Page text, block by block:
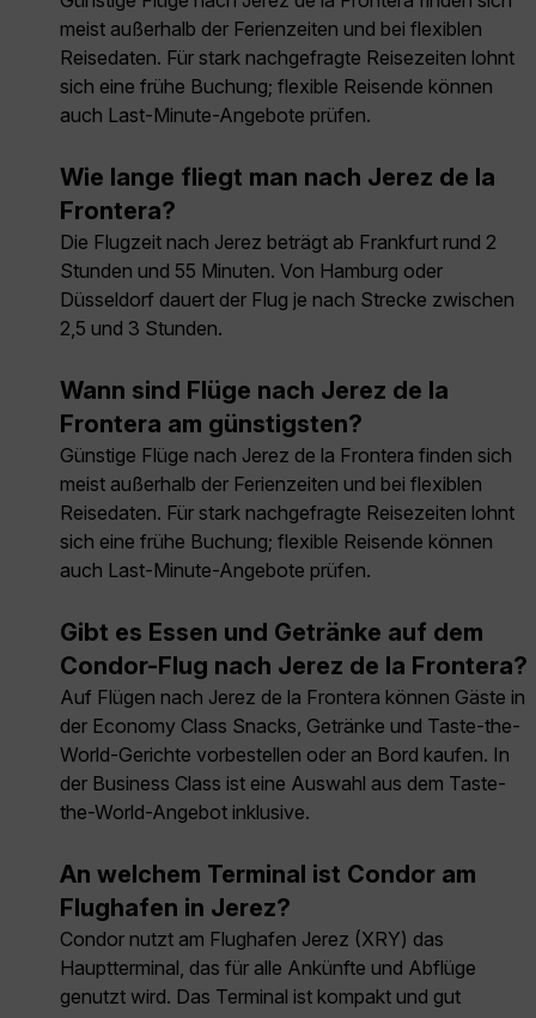
meist außerhalb der Ferienzeiten und bei flexiblen
Reisedaten. Für stark nachgefragte Reisezeiten lohnt
sich eine frühe Buchung; flexible Reisende können
auch Last-Minute-Angebote prüfen.
Wie lange fliegt man nach Jerez de la
Frontera?
Die Flugzeit nach Jerez beträgt ab Frankfurt rund 2
Stunden und 55 Minuten. Von Hamburg oder
Düsseldorf dauert der Flug je nach Strecke zwischen
2,5 und 3 Stunden.
Wann sind Flüge nach Jerez de la
Frontera am günstigsten?
Günstige Flüge nach Jerez de la Frontera finden sich
meist außerhalb der Ferienzeiten und bei flexiblen
Reisedaten. Für stark nachgefragte Reisezeiten lohnt
sich eine frühe Buchung; flexible Reisende können
auch Last-Minute-Angebote prüfen.
Gibt es Essen und Getränke auf dem
Condor-Flug nach Jerez de la Frontera?
Auf Flügen nach Jerez de la Frontera können Gäste in
der Economy Class Snacks, Getränke und Taste-the-
World-Gerichte vorbestellen oder an Bord kaufen. In
der Business Class ist eine Auswahl aus dem Taste-
the-World-Angebot inklusive.
An welchem Terminal ist Condor am
Flughafen in Jerez?
Condor nutzt am Flughafen Jerez (XRY) das
Hauptterminal, das für alle Ankünfte und Abflüge
genutzt wird. Das Terminal ist kompakt und gut